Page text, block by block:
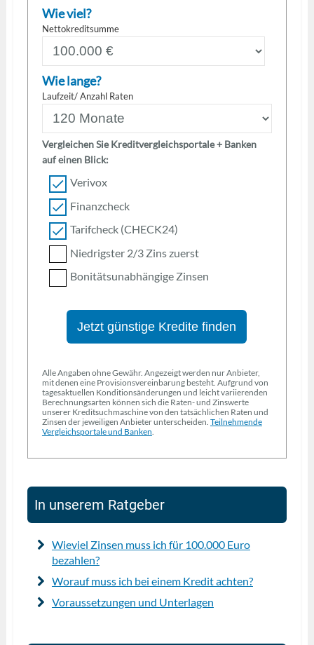
Wie viel?
Nettokreditsumme
Wie lange?
Laufzeit/ Anzahl Raten
Vergleichen Sie Kreditvergleichsportale + Banken
auf einen Blick:
Verivox
Finanzcheck
Tarifcheck (CHECK24)
Niedrigster 2/3 Zins zuerst
Bonitätsunabhängige Zinsen
Jetzt günstige Kredite finden
Alle Angaben ohne Gewähr. Angezeigt werden nur Anbieter,
mit denen eine Provisionsvereinbarung besteht. Aufgrund von
tagesaktuellen Konditionsänderungen und leicht variierenden
Berechnungsarten können sich die Raten- und Zinswerte
unserer Kreditsuchmaschine von den tatsächlichen Raten und
Zinsen der jeweiligen Anbieter unterscheiden. Teilnehmende
Vergleichsportale und Banken
In unserem Ratgeber
Wieviel Zinsen muss ich für 100.000 Euro
bezahlen?
Worauf muss ich bei einem Kredit achten?
Voraussetzungen und Unterlagen